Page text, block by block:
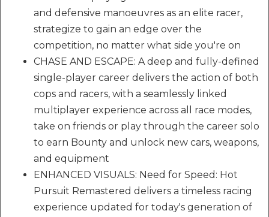
and defensive manoeuvres as an elite racer,
strategize to gain an edge over the
competition, no matter what side you're on
CHASE AND ESCAPE: A deep and fully-defined
single-player career delivers the action of both
cops and racers, with a seamlessly linked
multiplayer experience across all race modes,
take on friends or play through the career solo
to earn Bounty and unlock new cars, weapons,
and equipment
ENHANCED VISUALS: Need for Speed: Hot
Pursuit Remastered delivers a timeless racing
experience updated for today's generation of